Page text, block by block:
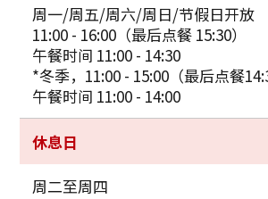
周一/周五/周六/周日/节假日开放
11:00 - 16:00（最后点餐 15:30）
午餐时间 11:00 - 14:30
*冬季，11:00 - 15:00（最后点餐
午餐时间 11:00 - 14:00
休息日
周二至周四